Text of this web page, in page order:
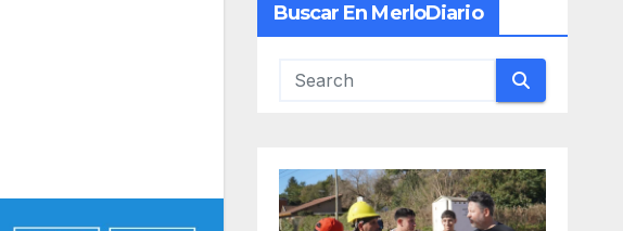
Buscar En MerloDiario